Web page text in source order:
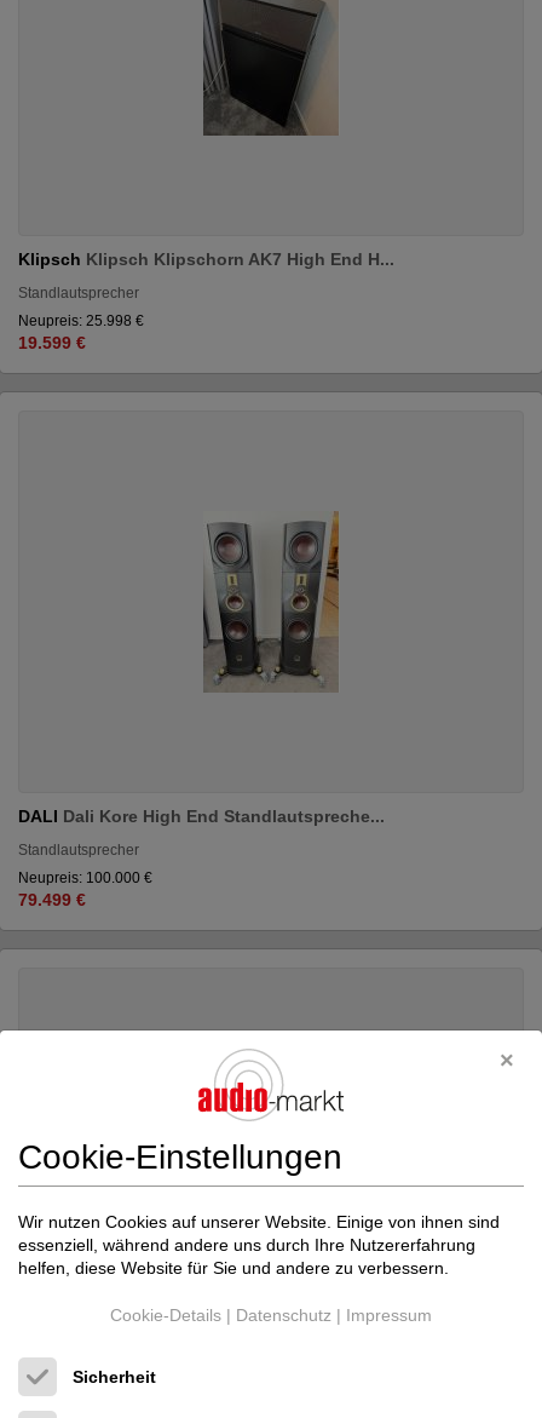
Klipsch Klipsch Klipschorn AK7 High End H...
Standlautsprecher
Neupreis: 25.998 €
19.599 €
DALI Dali Kore High End Standlautspreche...
Standlautsprecher
Neupreis: 100.000 €
79.499 €
ATC ATC Acoustic SCM40 SCM 40 High End St...
Cookie-Einstellungen
Wir nutzen Cookies auf unserer Website. Einige von ihnen sind
essenziell, während andere uns durch Ihre Nutzererfahrung
helfen, diese Website für Sie und andere zu verbessern.
Cookie-Details | Datenschutz | Impressum
Sicherheit